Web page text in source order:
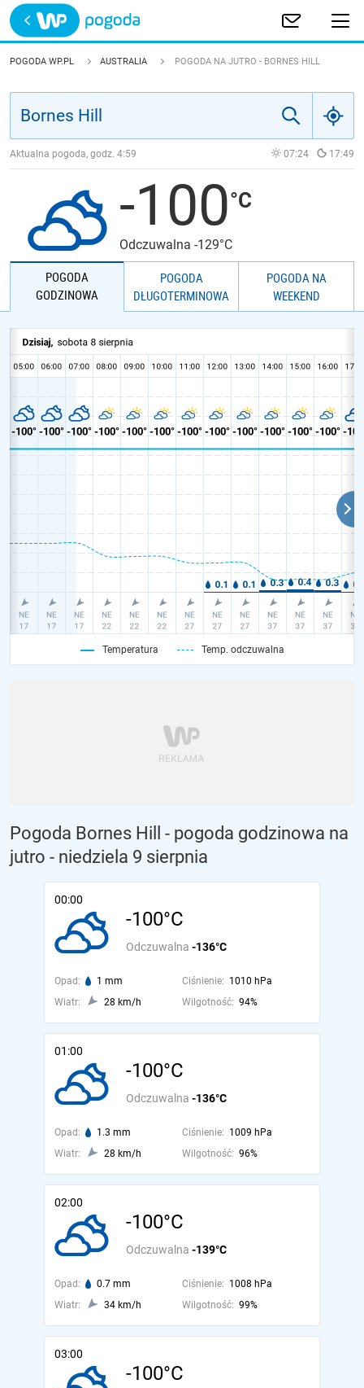
Trwa ładowanie
POLSKA
POGODA WP.PL AUSTRALIA POGODA NA JUTRO - BORNES HILL
Aktualna pogoda, godz. 4:59 07:24 17:49
-100
Odczuwalna -129°C
POGODA
GODZINOWA
POGODA
DŁUGOTERMINOWA
POGODA NA
WEEKEND
Temperatura Temp. odczuwalna
Pogoda Bornes Hill - pogoda godzinowa na
jutro - niedziela 9 sierpnia
00:00
-100°C
Odczuwalna -136°C
Opad: 1 mm Ciśnienie: 1010 hPa
Wiatr:
28 km/h Wilgotność: 94%
01:00
-100°C
Odczuwalna -136°C
Opad: 1.3 mm Ciśnienie: 1009 hPa
Wiatr:
28 km/h Wilgotność: 96%
02:00
-100°C
Odczuwalna -139°C
Opad: 0.7 mm Ciśnienie: 1008 hPa
Wiatr:
34 km/h Wilgotność: 99%
03:00
-100°C